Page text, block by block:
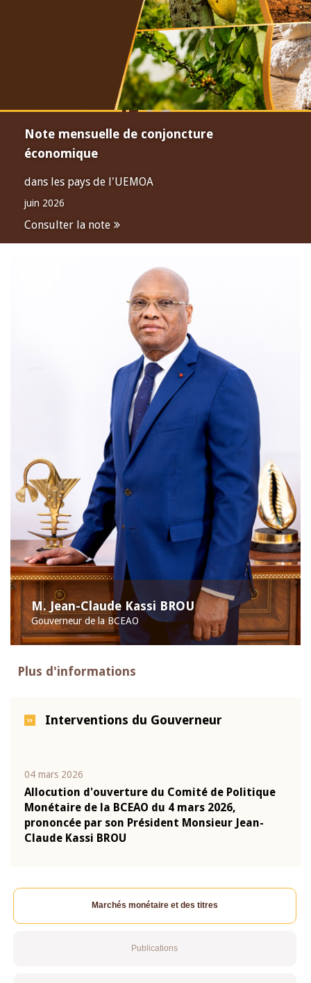
Note mensuelle de conjoncture
économique
dans les pays de l'UEMOA
juin 2026
Consulter la note
M. Jean-Claude Kassi BROU
Gouverneur de la BCEAO
Plus d'informations
Interventions du Gouverneur
04 mars 2026
Allocution d'ouverture du Comité de Politique
Monétaire de la BCEAO du 4 mars 2026,
prononcée par son Président Monsieur Jean-
Claude Kassi BROU
Marchés monétaire et des titres
Publications